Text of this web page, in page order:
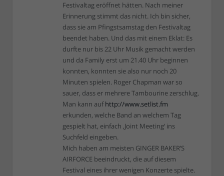
Festivaltag eröffnet hätten. Nach meiner
Erinnerung stimmt das nicht. Ich bin sicher,
dass sie am Pfingstsamstag den Festivaltag
beendet haben. Und das mit einem Eklat: Es
durfte nur bis 22 Uhr Musik gemacht werden
und da Family erst um 21.40 Uhr beginnen
konnten, konnten sie also nur noch 20
Minuten spielen. Roger Chapman war so
sauer, dass er mehrere Tambourine zerschlug.
Man kann aufhttp://www.setlist.fm
erkunden, welche Band an welchem Tag
gespielt hat, einfach ‚Joint Meeting‘ ins
Suchfeld eingeben.
Mich haben am meisten GINGER BAKER’S
AIRFORCE beeindruckt, die auf diesem
Festival eines ihrer wenigen Konzerte spielte.